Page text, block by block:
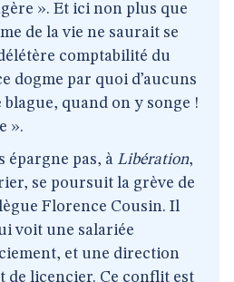
». Et ici non plus que
de la vie ne saurait se
comptabilité du
dogme par quoi d’aucuns
quand on y songe !
».
épargne pas, à Libération,
se poursuit la grève de
Florence Cousin. Il
voit une salariée
et une direction
de licencier. Ce conflit est